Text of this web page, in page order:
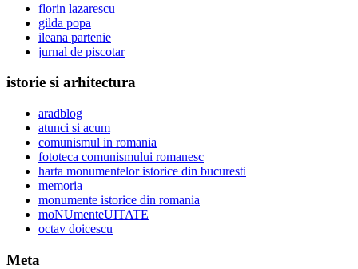
florin lazarescu
gilda popa
ileana partenie
jurnal de piscotar
istorie si arhitectura
aradblog
atunci si acum
comunismul in romania
fototeca comunismului romanesc
harta monumentelor istorice din bucuresti
memoria
monumente istorice din romania
moNUmenteUITATE
octav doicescu
Meta